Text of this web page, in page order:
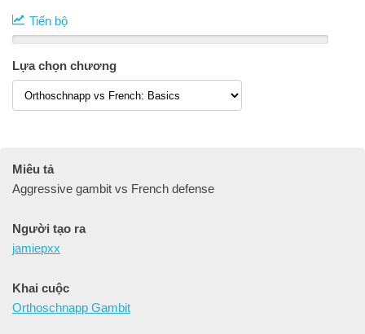
Tiến bộ
Lựa chọn chương
Miêu tả
Aggressive gambit vs French defense
Người tạo ra
jamiepxx
Khai cuộc
Orthoschnapp Gambit